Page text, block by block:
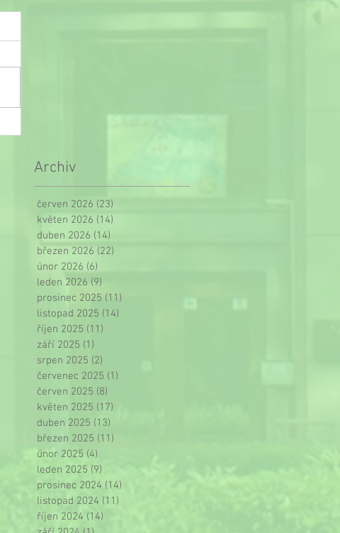
Archiv
červen 2026 (23)
květen 2026 (14)
duben 2026 (14)
březen 2026 (22)
únor 2026 (6)
leden 2026 (9)
prosinec 2025 (11)
listopad 2025 (14)
říjen 2025 (11)
září 2025 (1)
srpen 2025 (2)
červenec 2025 (1)
červen 2025 (8)
květen 2025 (17)
duben 2025 (13)
březen 2025 (11)
únor 2025 (4)
leden 2025 (9)
prosinec 2024 (14)
listopad 2024 (11)
říjen 2024 (14)